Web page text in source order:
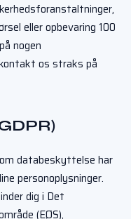
eller opbevaring 100
nogen
os straks på
databeskyttelse har
personoplysninger.
dig i Det
(EØS),